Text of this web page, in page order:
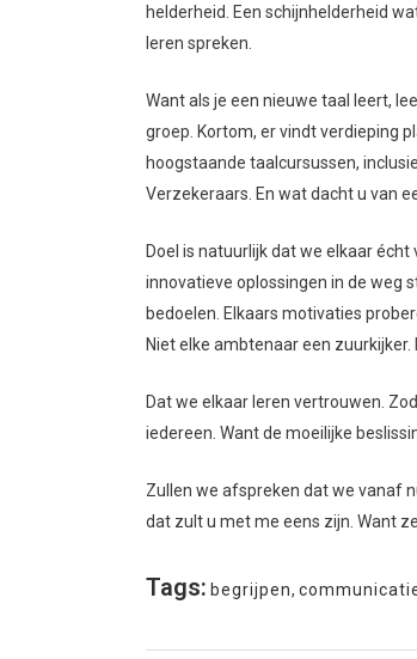
helderheid. Een schijnhelderheid
leren spreken.
Want als je een nieuwe taal leert,
groep. Kortom, er vindt verdieping
hoogstaande taalcursussen,
Verzekeraars. En wat dacht u van
Doel is natuurlijk dat we elkaar
innovatieve oplossingen in de weg
bedoelen. Elkaars motivaties
Niet elke ambtenaar een
Dat we elkaar leren vertrouwen.
iedereen. Want de moeilijke
Zullen we afspreken dat we vanaf
dat zult u met me eens zijn. Want
Tags: begrijpen,